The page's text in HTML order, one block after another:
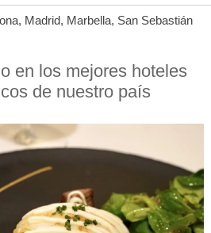
, Madrid, Marbella, San Sebastián
en los mejores hoteles
de nuestro país